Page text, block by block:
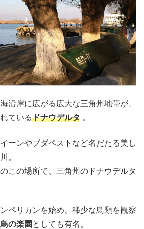
沿岸に広がる広大な三角州地帯が、
ているドナウデルタ 。
ーンやブダペストなど名だたる美し
。
この場所で、三角州のドナウデルタ
ペリカンを始め、稀少な鳥類を観察
の楽園 としても有名。